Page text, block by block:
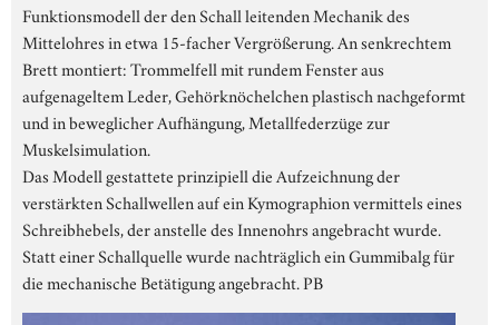
Funktionsmodell der den Schall leitenden Mechanik des
Mittelohres in etwa 15-facher Vergrößerung. An senkrechtem
Brett montiert: Trommelfell mit rundem Fenster aus
aufgenageltem Leder, Gehörknöchelchen plastisch nachgeformt
und in beweglicher Aufhängung, Metallfederzüge zur
Muskelsimulation.
Das Modell gestattete prinzipiell die Aufzeichnung der
verstärkten Schallwellen auf ein Kymographion vermittels eines
Schreibhebels, der anstelle des Innenohrs angebracht wurde.
Statt einer Schallquelle wurde nachträglich ein Gummibalg für
die mechanische Betätigung angebracht. PB